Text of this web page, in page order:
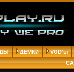
ДЕМКИ
VOD'ы